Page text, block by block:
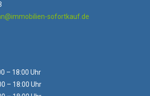
sofortkauf.de
18:00 Uhr
– 18:00 Uhr